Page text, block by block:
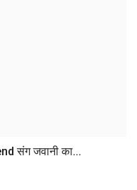
संग जवानी का...